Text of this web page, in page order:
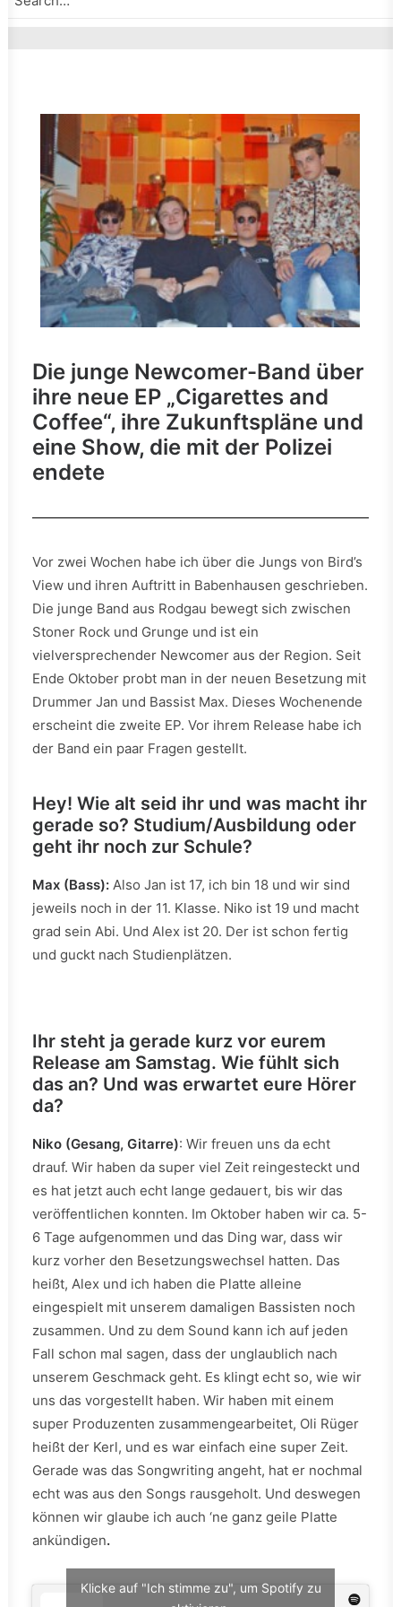
Die junge Newcomer-Band über
ihre neue EP „Cigarettes and
Coffee“, ihre Zukunftspläne und
eine Show, die mit der Polizei
endete
Vor zwei Wochen habe ich über die Jungs von Bird’s
View und ihren Auftritt in Babenhausen geschrieben.
Die junge Band aus Rodgau bewegt sich zwischen
Stoner Rock und Grunge und ist ein
vielversprechender Newcomer aus der Region. Seit
Ende Oktober probt man in der neuen Besetzung mit
Drummer Jan und Bassist Max. Dieses Wochenende
erscheint die zweite EP. Vor ihrem Release habe ich
der Band ein paar Fragen gestellt.
Hey! Wie alt seid ihr und was macht ihr
gerade so? Studium/Ausbildung oder
geht ihr noch zur Schule?
Max (Bass): Also Jan ist 17, ich bin 18 und wir sind
jeweils noch in der 11. Klasse. Niko ist 19 und macht
grad sein Abi. Und Alex ist 20. Der ist schon fertig
und guckt nach Studienplätzen.
Ihr steht ja gerade kurz vor eurem
Release am Samstag. Wie fühlt sich
das an? Und was erwartet eure Hörer
da?
Niko (Gesang, Gitarre): Wir freuen uns da echt
drauf. Wir haben da super viel Zeit reingesteckt und
es hat jetzt auch echt lange gedauert, bis wir das
veröffentlichen konnten. Im Oktober haben wir ca. 5-
6 Tage aufgenommen und das Ding war, dass wir
kurz vorher den Besetzungswechsel hatten. Das
heißt, Alex und ich haben die Platte alleine
eingespielt mit unserem damaligen Bassisten noch
zusammen. Und zu dem Sound kann ich auf jeden
Fall schon mal sagen, dass der unglaublich nach
unserem Geschmack geht. Es klingt echt so, wie wir
uns das vorgestellt haben. Wir haben mit einem
super Produzenten zusammengearbeitet, Oli Rüger
heißt der Kerl, und es war einfach eine super Zeit.
Gerade was das Songwriting angeht, hat er nochmal
echt was aus den Songs rausgeholt. Und deswegen
können wir glaube ich auch ‘ne ganz geile Platte
ankündigen.
Klicke auf "Ich stimme zu", um Spotify zu